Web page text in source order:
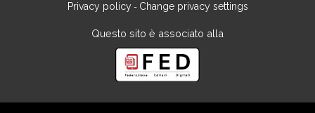
Privacy policy- Change privacy settings
Questo sito è associato alla